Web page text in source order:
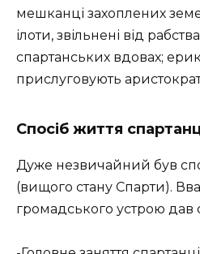
мешканці захоплених
ілоти, звільнені від
спартанських вдовах;
прислуговують
Спосіб життя
Дуже незвичайний був
(вищого стану Спарти).
громадського устрою дав